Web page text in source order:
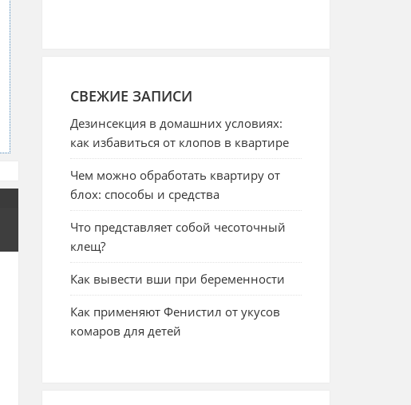
СВЕЖИЕ ЗАПИСИ
Дезинсекция в домашних условиях:
как избавиться от клопов в квартире
Чем можно обработать квартиру от
блох: способы и средства
Что представляет собой чесоточный
клещ?
Как вывести вши при беременности
Как применяют Фенистил от укусов
комаров для детей